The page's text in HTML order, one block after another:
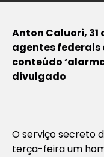
Anton Caluori,
agentes federais
conteúdo
divulgado
O serviço secreto
terça-feira um